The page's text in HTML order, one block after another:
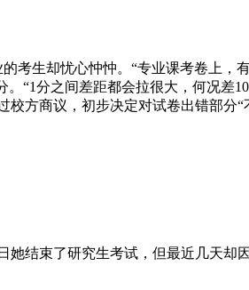
考生却忧心忡忡。“专业课考卷上，
“1分之间差距都会拉很大，何况差
校方商议，初步决定对试卷出错部分
结束了研究生考试，但最近几天却